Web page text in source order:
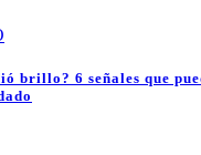
brillo? 6 señales que